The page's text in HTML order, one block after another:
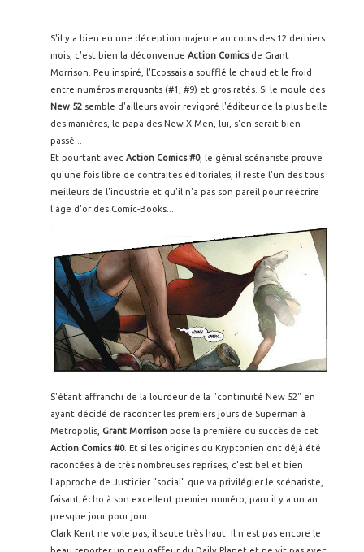
S'il y a bien eu une déception majeure au cours des 12 derniers
mois, c'est bien la déconvenue Action Comicsde Grant
Morrison. Peu inspiré, l'Ecossais a soufflé le chaud et le froid
entre numéros marquants (#1, #9) et gros ratés. Si le moule des
New 52 semble d'ailleurs avoir revigoré l'éditeur de la plus belle
des manières, le papa des New X-Men, lui, s'en serait bien
passé...
Et pourtant avec Action Comics #0, le génial scénariste prouve
qu'une fois libre de contraites éditoriales, il reste l'un des tous
meilleurs de l'industrie et qu'il n'a pas son pareil pour réécrire
l'âge d'or des Comic-Books...
S'étant affranchi de la lourdeur de la "continuité New 52" en
ayant décidé de raconter les premiers jours de Superman à
Metropolis, Grant Morrison pose la première du succès de cet
Action Comics #0. Et si les origines du Kryptonien ont déjà été
racontées à de très nombreuses reprises, c'est bel et bien
l'approche de Justicier "social" que va privilégier le scénariste,
faisant écho à son excellent premier numéro, paru il y a un an
presque jour pour jour.
Clark Kent ne vole pas, il saute très haut. Il n'est pas encore le